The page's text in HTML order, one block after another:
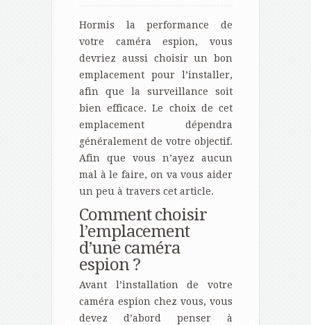
Hormis la performance de
votre caméra espion, vous
devriez aussi choisir un bon
emplacement pour l’installer,
afin que la surveillance soit
bien efficace. Le choix de cet
emplacement dépendra
généralement de votre objectif.
Afin que vous n’ayez aucun
mal à le faire, on va vous aider
un peu à travers cet article.
Comment choisir
l’emplacement
d’une caméra
espion ?
Avant l’installation de votre
caméra espion chez vous, vous
devez d’abord penser à